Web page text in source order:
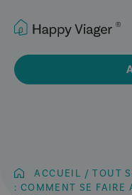
ACCUEIL /TOUT
: COMMENT SE FAIRE